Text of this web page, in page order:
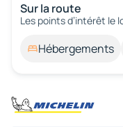
Sur la route
Les points d’intérêt le
Hébergements